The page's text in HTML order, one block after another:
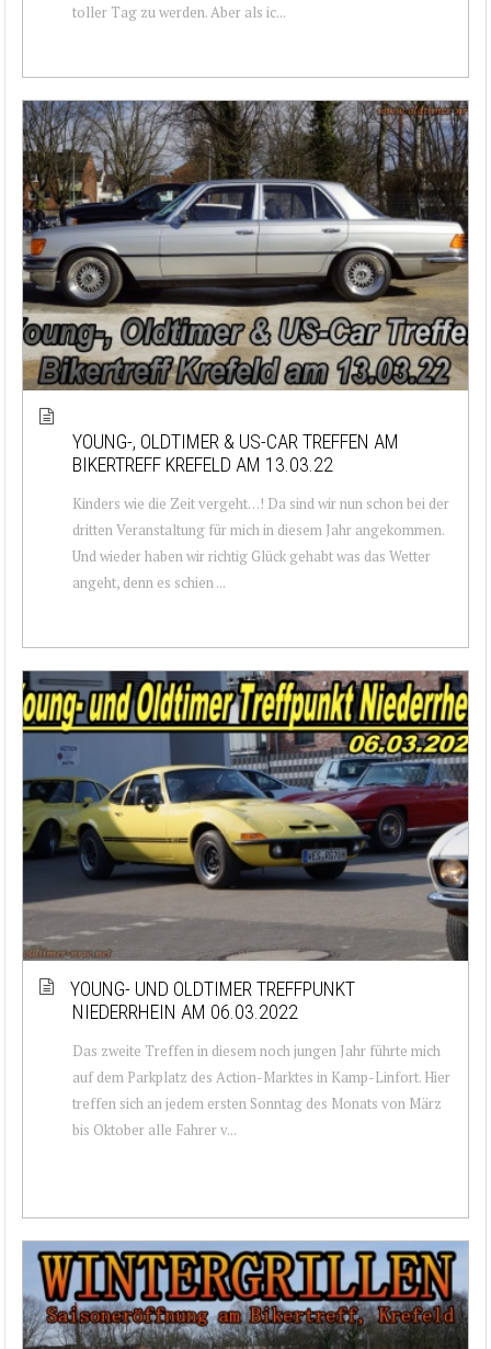
toller Tag zu werden. Aber als ic...
YOUNG-, OLDTIMER & US-CAR TREFFEN AM
BIKERTREFF KREFELD AM 13.03.22
Kinders wie die Zeit vergeht…! Da sind wir nun schon bei der
dritten Veranstaltung für mich in diesem Jahr angekommen.
Und wieder haben wir richtig Glück gehabt was das Wetter
angeht, denn es schien ...
YOUNG- UND OLDTIMER TREFFPUNKT
NIEDERRHEIN AM 06.03.2022
Das zweite Treffen in diesem noch jungen Jahr führte mich
auf dem Parkplatz des Action-Marktes in Kamp-Linfort. Hier
treffen sich an jedem ersten Sonntag des Monats von März
bis Oktober alle Fahrer v...